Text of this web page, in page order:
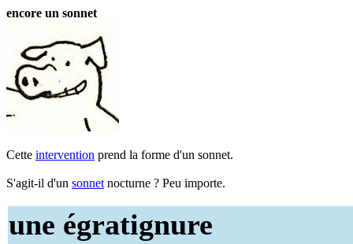
encore un sonnet
Cette intervention prend la forme d'un sonnet.
S'agit-il d'un sonnet nocturne ? Peu importe.
une égratignure